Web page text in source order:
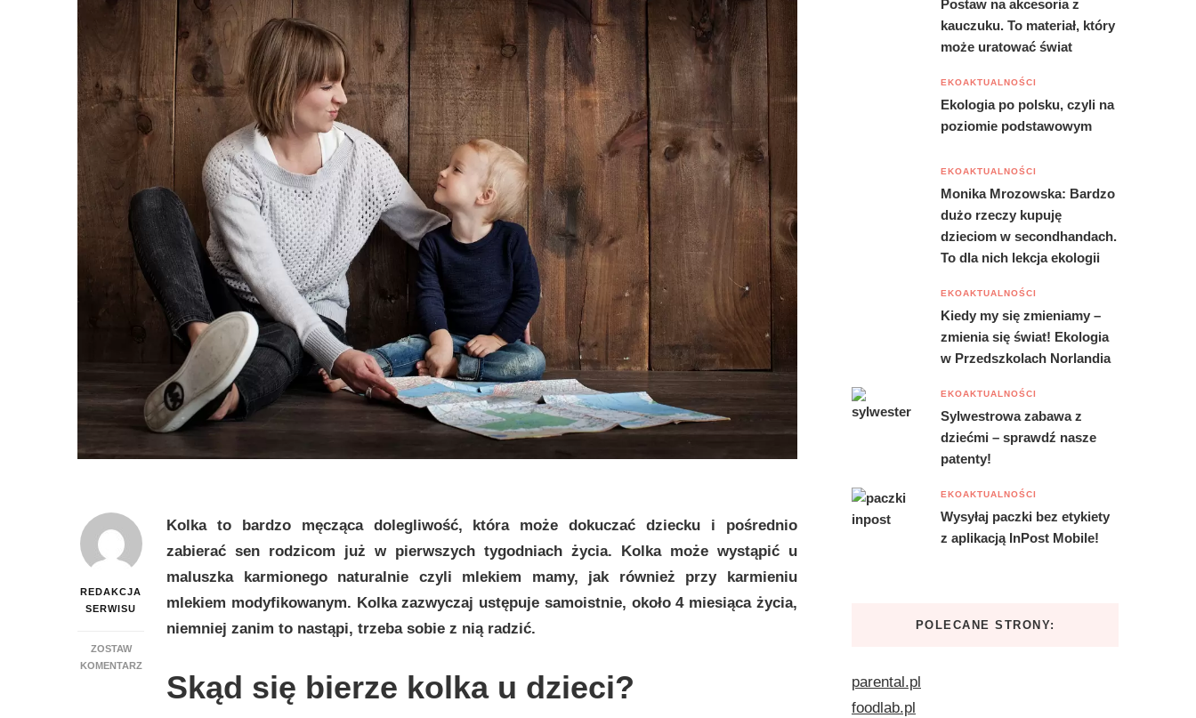
REDAKCJA
SERWISU
ZOSTAW
KOMENTARZDO
RADZIĆ
Kolka to bardzo męcząca dolegliwość, która może dokuczać dziecku i pośrednio
zabierać sen rodzicom już w pierwszych tygodniach życia. Kolka może wystąpić u
maluszka karmionego naturalnie czyli mlekiem mamy, jak również przy karmieniu
mlekiem modyfikowanym. Kolka zazwyczaj ustępuje samoistnie, około 4 miesiąca życia,
niemniej zanim to nastąpi, trzeba sobie z nią radzić.
Skąd się bierze kolka u dzieci?
Postaw na akcesoria z
kauczuku. To materiał, który
może uratować świat
EKOAKTUALNOŚCI
Ekologia po polsku, czyli na
poziomie podstawowym
EKOAKTUALNOŚCI
Monika Mrozowska: Bardzo
dużo rzeczy kupuję
dzieciom w secondhandach.
To dla nich lekcja ekologii
EKOAKTUALNOŚCI
Kiedy my się zmieniamy –
zmienia się świat! Ekologia
w Przedszkolach Norlandia
EKOAKTUALNOŚCI
Sylwestrowa zabawa z
dziećmi – sprawdź nasze
patenty!
EKOAKTUALNOŚCI
Wysyłaj paczki bez etykiety
z aplikacją InPost Mobile!
POLECANE STRONY:
parental.pl
foodlab.pl